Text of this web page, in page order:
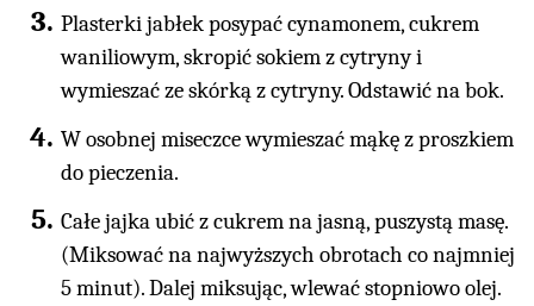
Plasterki jabłek posypać cynamonem, cukrem
waniliowym, skropić sokiem z cytryny i
wymieszać ze skórką z cytryny. Odstawić na bok.
W osobnej miseczce wymieszać mąkę z proszkiem
do pieczenia.
Całe jajka ubić z cukrem na jasną, puszystą masę.
(Miksować na najwyższych obrotach co najmniej
5 minut). Dalej miksując, wlewać stopniowo olej.